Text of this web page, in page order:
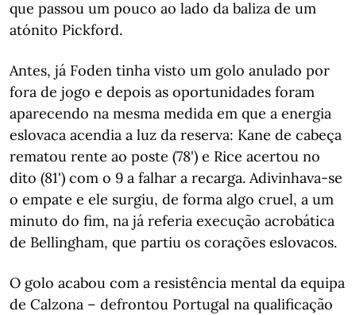
que passou um pouco ao lado da baliza de um
atónito Pickford.
Antes, já Foden tinha visto um golo anulado por
fora de jogo e depois as oportunidades foram
aparecendo na mesma medida em que a energia
eslovaca acendia a luz da reserva: Kane de cabeça
rematou rente ao poste (78') e Rice acertou no
dito (81') com o 9 a falhar a recarga. Adivinhava-se
o empate e ele surgiu, de forma algo cruel, a um
minuto do fim, na já referia execução acrobática
de Bellingham, que partiu os corações eslovacos.
O golo acabou com a resistência mental da equipa
de Calzona – defrontou Portugal na qualificação